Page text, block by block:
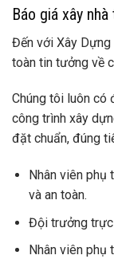
Báo giá xây
Đến với Xây Dựng
toàn tin tưởng về
Chúng tôi luôn có
công trình xây
đặt chuẩn, đúng
Nhân viên phụ
và an toàn.
Đội trưởng trực
Nhân viên phụ